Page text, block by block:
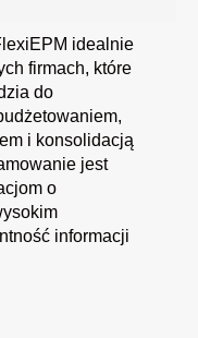
idealnie
firmach, które
do
i konsolidacją
jest
o
informacji